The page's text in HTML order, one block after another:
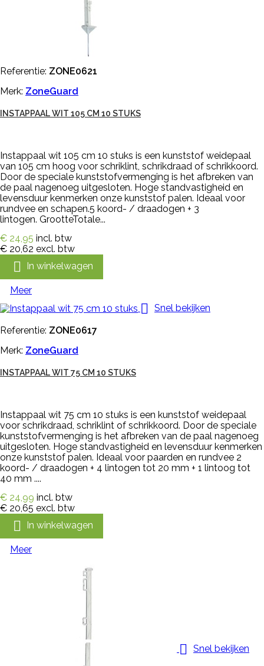
Referentie: ZONE0621
Merk: ZoneGuard
INSTAPPAAL WIT 105 CM 10 STUKS
Instappaal wit 105 cm 10 stuks is een kunststof weidepaal
van 105 cm hoog voor schriklint, schrikdraad of schrikkoord.
Door de speciale kunststofvermenging is het afbreken van
de paal nagenoeg uitgesloten. Hoge standvastigheid en
levensduur kenmerken onze kunststof palen. Ideaal voor
rundvee en schapen.5 koord- / draadogen + 3
lintogen. GrootteTotale...
€ 24,95 incl. btw
€ 20,62 excl. btw
 In winkelwagen
Meer
 Snel bekijken
Referentie: ZONE0617
Merk: ZoneGuard
INSTAPPAAL WIT 75 CM 10 STUKS
Instappaal wit 75 cm 10 stuks is een kunststof weidepaal
voor schrikdraad, schriklint of schrikkoord. Door de speciale
kunststofvermenging is het afbreken van de paal nagenoeg
uitgesloten. Hoge standvastigheid en levensduur kenmerken
onze kunststof palen. Ideaal voor paarden en rundvee 2
koord- / draadogen + 4 lintogen tot 20 mm + 1 lintoog tot
40 mm ....
€ 24,99 incl. btw
€ 20,65 excl. btw
 In winkelwagen
Meer
 Snel bekijken